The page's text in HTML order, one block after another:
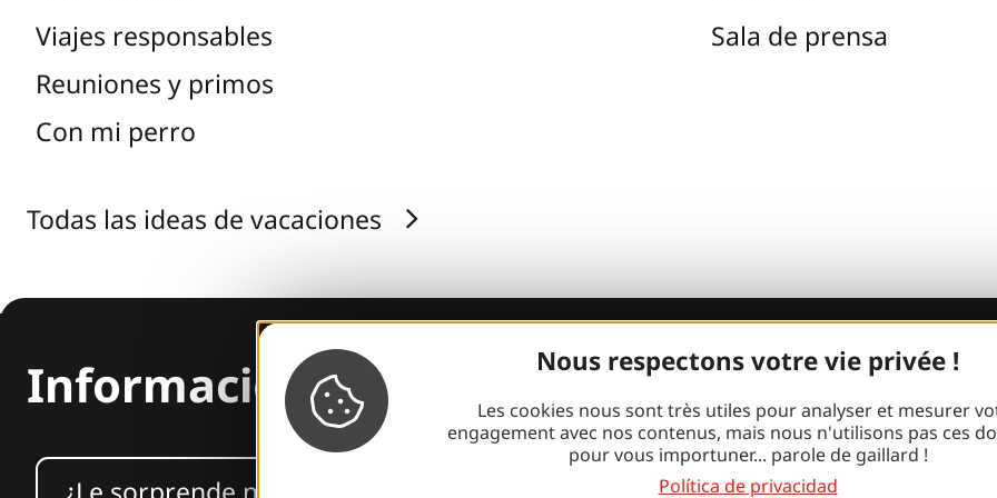
Nous respectons votre vie privée !
Les cookies nous sont très utiles pour analyser et mesurer
engagement avec nos contenus, mais nous n'utilisons pas ces
pour vous importuner... parole de gaillard !
Política de privacidad
Viajes responsables
Reuniones y primos
Con mi perro
Todas las ideas de vacaciones
Sala de prensa
Información
¡Únete a la
pandilla